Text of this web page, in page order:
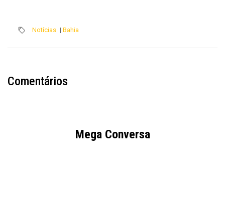
Notícias | Bahia
Comentários
Mega Conversa